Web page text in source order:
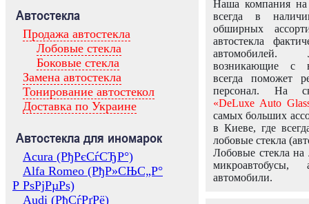
Автостекла
Продажа автостекла
Лобовые стекла
Боковые стекла
Замена автостекла
Тонирование автостекол
Доставка по Украине
Автостекла для иномарок
Acura (РђРєСѓСЂР°)
Alfa Romeo (РђР»СЊС„Р°
Р РѕРјРµРѕ)
Audi (РђСѓРґРё)
Наша компания на
всегда в
обширных
автостекла
возникающие с
всегда поможет
персонал. На
«DeLuxe Auto
самых больших
в Киеве, где
лобовые стекла
Лобовые стекла на
микроавтобусы,
автомобили.